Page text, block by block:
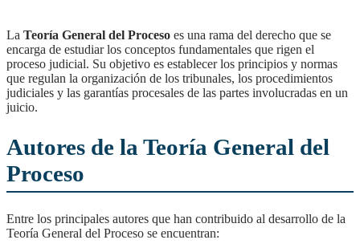
La Teoría General del Proceso es una rama del derecho que se
encarga de estudiar los conceptos fundamentales que rigen el
proceso judicial. Su objetivo es establecer los principios y normas
que regulan la organización de los tribunales, los procedimientos
judiciales y las garantías procesales de las partes involucradas en un
juicio.
Autores de la Teoría General del
Proceso
Entre los principales autores que han contribuido al desarrollo de la
Teoría General del Proceso se encuentran: